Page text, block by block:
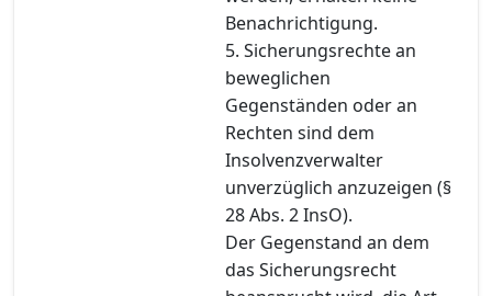
Benachrichtigung.
5. Sicherungsrechte an
beweglichen
Gegenständen oder an
Rechten sind dem
Insolvenzverwalter
unverzüglich anzuzeigen (§
28 Abs. 2 InsO).
Der Gegenstand an dem
das Sicherungsrecht